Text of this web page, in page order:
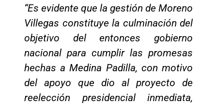
“Es evidente que la gestión de Moreno
Villegas constituye la culminación del
objetivo del entonces gobierno
nacional para cumplir las promesas
hechas a Medina Padilla, con motivo
del apoyo que dio al proyecto de
reelección presidencial inmediata,